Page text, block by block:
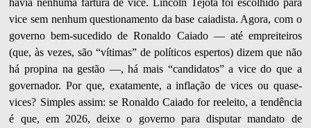
vice sem nenhum questionamento da base caiadista. Agora, com o
governo bem-sucedido de Ronaldo Caiado — até empreiteiros
(que, às vezes, são “vítimas” de políticos espertos) dizem que não
há propina na gestão —, há mais “candidatos” a vice do que a
governador. Por que, exatamente, a inflação de vices ou quase-
vices? Simples assim: se Ronaldo Caiado for reeleito, a tendência
é que, em 2026, deixe o governo para disputar mandato de